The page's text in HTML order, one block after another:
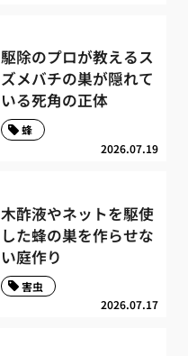
駆除のプロが教えるス
ズメバチの巣が隠れて
いる死角の正体
2026.07.19
蜂
木酢液やネットを駆使
した蜂の巣を作らせな
い庭作り
2026.07.17
害虫